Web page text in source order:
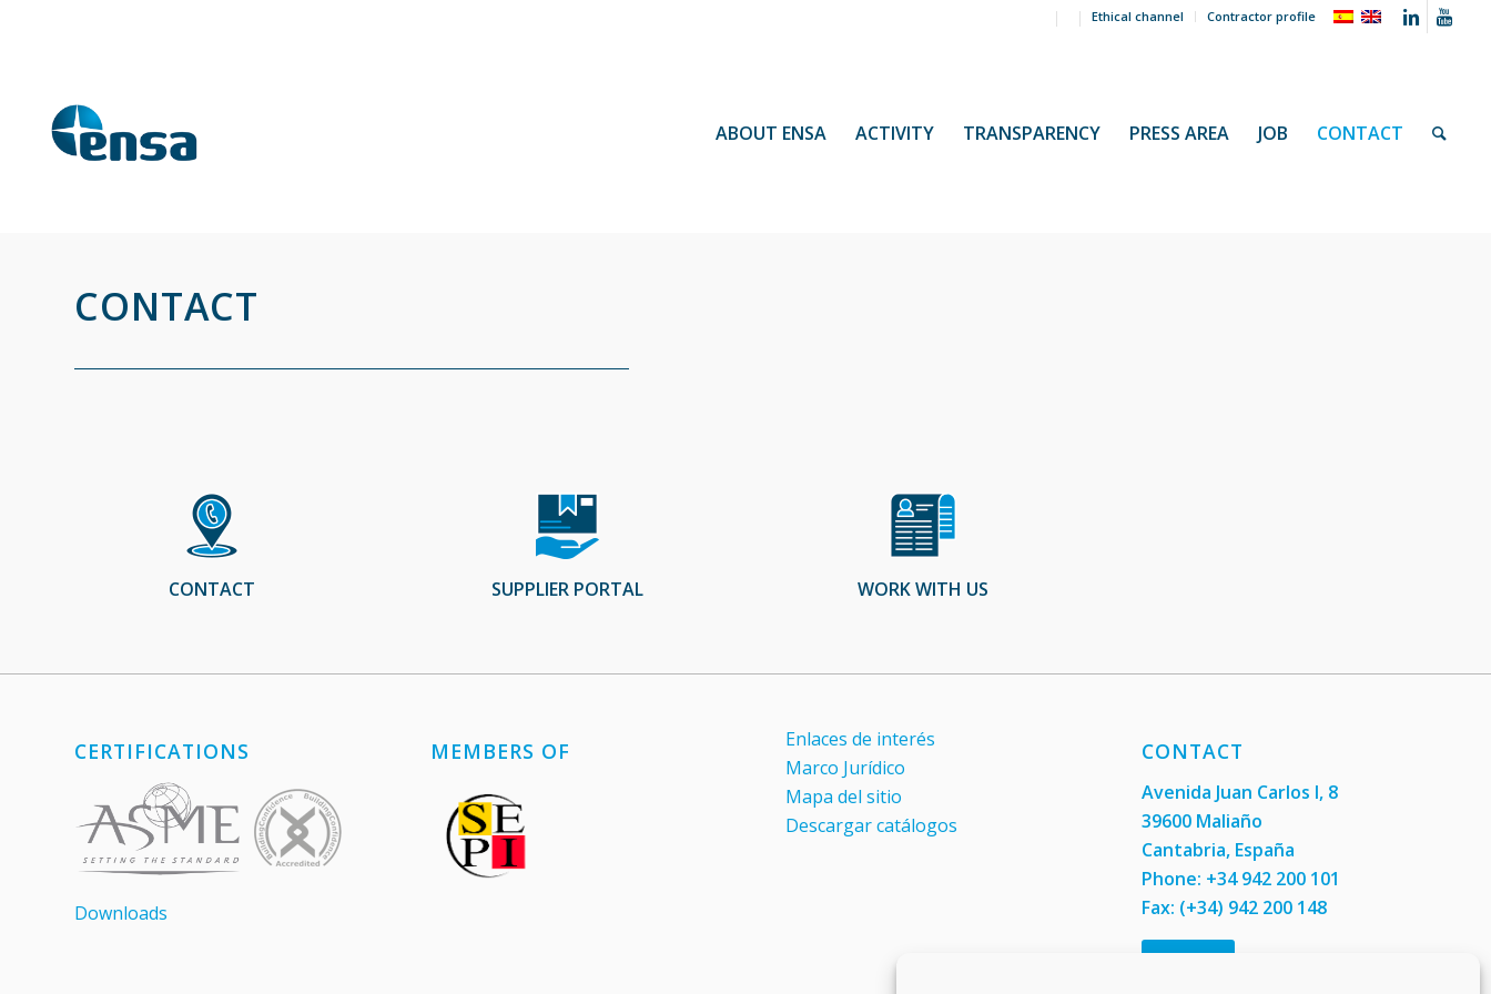
Ethical channel Contractor profile
ABOUT ENSA ACTIVITY TRANSPARENCY PRESS AREA JOB CONTACT
CONTACT
CONTACT SUPPLIER PORTAL WORK WITH US
CERTIFICATIONS
Downloads
MEMBERS OF
Enlaces de interés
Marco Jurídico
Mapa del sitio
Descargar catálogos
CONTACT
Avenida Juan Carlos I, 8
39600 Maliaño
Cantabria, España
Phone: +34 942 200 101
Fax: (+34) 942 200 148
Contact us